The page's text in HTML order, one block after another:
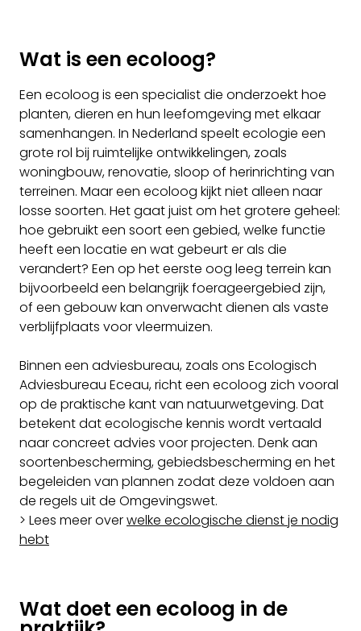
Wat is een ecoloog?
Een ecoloog is een specialist die onderzoekt hoe
planten, dieren en hun leefomgeving met elkaar
samenhangen. In Nederland speelt ecologie een
grote rol bij ruimtelijke ontwikkelingen, zoals
woningbouw, renovatie, sloop of herinrichting van
terreinen. Maar een ecoloog kijkt niet alleen naar
losse soorten. Het gaat juist om het grotere geheel:
hoe gebruikt een soort een gebied, welke functie
heeft een locatie en wat gebeurt er als die
verandert? Een op het eerste oog leeg terrein kan
bijvoorbeeld een belangrijk foerageergebied zijn,
of een gebouw kan onverwacht dienen als vaste
verblijfplaats voor vleermuizen.
Binnen een adviesbureau, zoals ons Ecologisch
Adviesbureau Eceau, richt een ecoloog zich vooral
op de praktische kant van natuurwetgeving. Dat
betekent dat ecologische kennis wordt vertaald
naar concreet advies voor projecten. Denk aan
soortenbescherming, gebiedsbescherming en het
begeleiden van plannen zodat deze voldoen aan
de regels uit de Omgevingswet.
> Lees meer overwelke ecologische dienst je nodig
hebt
Wat doet een ecoloog in de